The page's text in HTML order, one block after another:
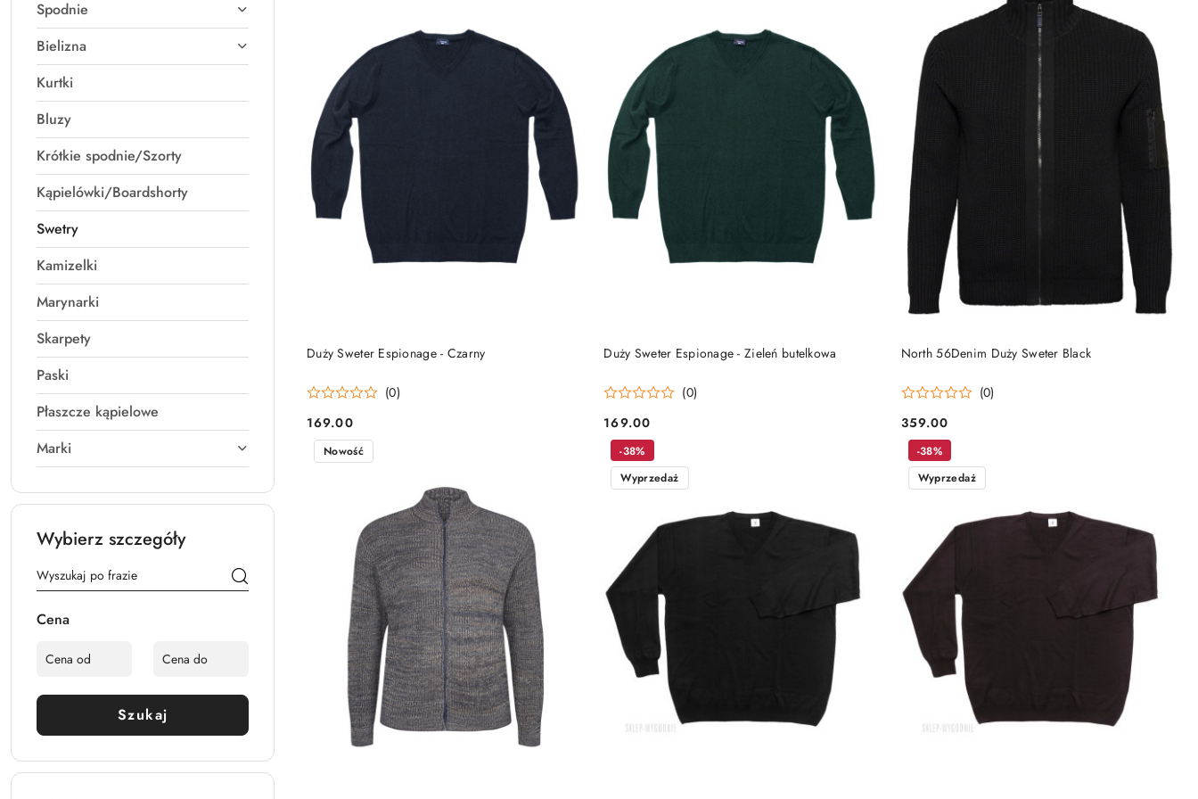
Spodnie
Bielizna
Kurtki
Bluzy
Krótkie spodnie/Szorty
Kąpielówki/Boardshorty
Swetry
Kamizelki
Marynarki
Skarpety
Paski
Płaszcze kąpielowe
Marki
Wybierz szczegóły
Cena
Szukaj
Duży Sweter Espionage - Czarny
(0)
Cena:
169.00
DO KOSZYKA Duży Sweter Espionage - Zieleń butelkowa
(0)
Cena:
169.00
DO KOSZYKA North 56Denim Duży Sweter Black
(0)
Cena:
359.00
DO KOSZYKA
Nowość
-38%
Wyprzedaż
-38%
Wyprzedaż